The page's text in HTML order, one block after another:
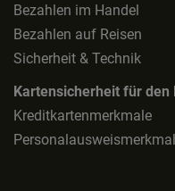
Bezahlen im Handel
Bezahlen auf Reisen
Sicherheit & Technik
Kartensicherheit für den
Kreditkartenmerkmale